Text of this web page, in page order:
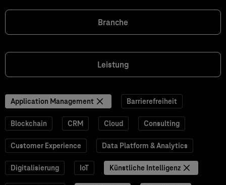
Branche
Leistung
Application Management Barrierefreiheit
Blockchain CRM Cloud Consulting
Customer Experience Data Platform & Analytics
Digitalisierung IoT Künstliche Intelligenz